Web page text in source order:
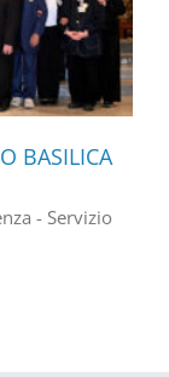
BASILICA
- Servizio